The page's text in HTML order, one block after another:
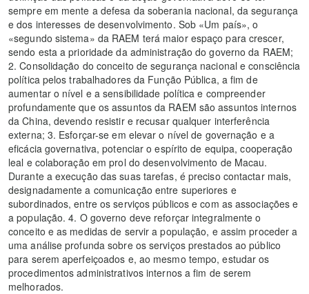
sempre em mente a defesa da soberania nacional, da segurança
e dos interesses de desenvolvimento. Sob «Um país», o
«segundo sistema» da RAEM terá maior espaço para crescer,
sendo esta a prioridade da administração do governo da RAEM;
2. Consolidação do conceito de segurança nacional e consciência
política pelos trabalhadores da Função Pública, a fim de
aumentar o nível e a sensibilidade política e compreender
profundamente que os assuntos da RAEM são assuntos internos
da China, devendo resistir e recusar qualquer interferência
externa; 3. Esforçar-se em elevar o nível de governação e a
eficácia governativa, potenciar o espírito de equipa, cooperação
leal e colaboração em prol do desenvolvimento de Macau.
Durante a execução das suas tarefas, é preciso contactar mais,
designadamente a comunicação entre superiores e
subordinados, entre os serviços públicos e com as associações e
a população. 4. O governo deve reforçar integralmente o
conceito e as medidas de servir a população, e assim proceder a
uma análise profunda sobre os serviços prestados ao público
para serem aperfeiçoados e, ao mesmo tempo, estudar os
procedimentos administrativos internos a fim de serem
melhorados.